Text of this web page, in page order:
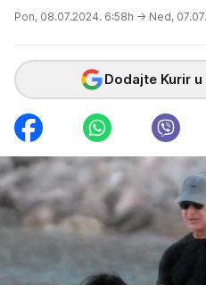
Pon, 08.07.2024. 6:58h → Ned,
Dodajte Kurir